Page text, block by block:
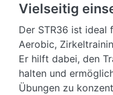
Vielseitig
Der STR36 ist ideal
Aerobic,
Er hilft dabei, den
halten und
Übungen zu